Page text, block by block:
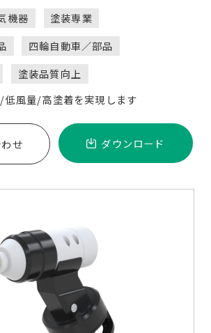
機器
塗装専業
四輪自動車／部品
塗装品質向上
低風量/高塗着を実現します
せ ダウンロード